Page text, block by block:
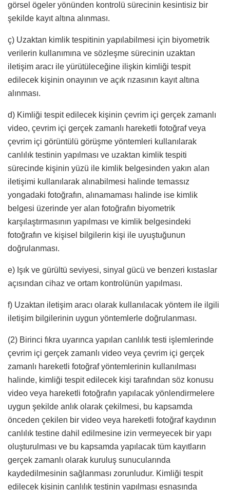
görsel ögeler yönünden kontrolü sürecinin kesintisiz bir
şekilde kayıt altına alınması.
ç) Uzaktan kimlik tespitinin yapılabilmesi için biyometrik
verilerin kullanımına ve sözleşme sürecinin uzaktan
iletişim aracı ile yürütüleceğine ilişkin kimliği tespit
edilecek kişinin onayının ve açık rızasının kayıt altına
alınması.
d) Kimliği tespit edilecek kişinin çevrim içi gerçek zamanlı
video, çevrim içi gerçek zamanlı hareketli fotoğraf veya
çevrim içi görüntülü görüşme yöntemleri kullanılarak
canlılık testinin yapılması ve uzaktan kimlik tespiti
sürecinde kişinin yüzü ile kimlik belgesinden yakın alan
iletişimi kullanılarak alınabilmesi halinde temassız
yongadaki fotoğrafın, alınamaması halinde ise kimlik
belgesi üzerinde yer alan fotoğrafın biyometrik
karşılaştırmasının yapılması ve kimlik belgesindeki
fotoğrafın ve kişisel bilgilerin kişi ile uyuştuğunun
doğrulanması.
e) Işık ve gürültü seviyesi, sinyal gücü ve benzeri kıstaslar
açısından cihaz ve ortam kontrolünün yapılması.
f) Uzaktan iletişim aracı olarak kullanılacak yöntem ile ilgili
iletişim bilgilerinin uygun yöntemlerle doğrulanması.
(2) Birinci fıkra uyarınca yapılan canlılık testi işlemlerinde
çevrim içi gerçek zamanlı video veya çevrim içi gerçek
zamanlı hareketli fotoğraf yöntemlerinin kullanılması
halinde, kimliği tespit edilecek kişi tarafından söz konusu
video veya hareketli fotoğrafın yapılacak yönlendirmelere
uygun şekilde anlık olarak çekilmesi, bu kapsamda
önceden çekilen bir video veya hareketli fotoğraf kaydının
canlılık testine dahil edilmesine izin vermeyecek bir yapı
oluşturulması ve bu kapsamda yapılacak tüm kayıtların
gerçek zamanlı olarak kuruluş sunucularında
kaydedilmesinin sağlanması zorunludur. Kimliği tespit
edilecek kişinin canlılık testinin yapılması esnasında